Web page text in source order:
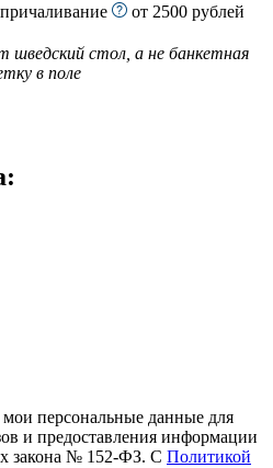
от 2500 рублей
шведский стол, а не банкетная
в поле
мои персональные данные для
и предоставления информации
закона № 152-ФЗ. С Политикой